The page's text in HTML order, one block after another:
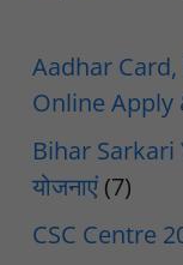
Aadhar Card,
Online
Bihar Sarkari
योजनाएं (7)
CSC Centre